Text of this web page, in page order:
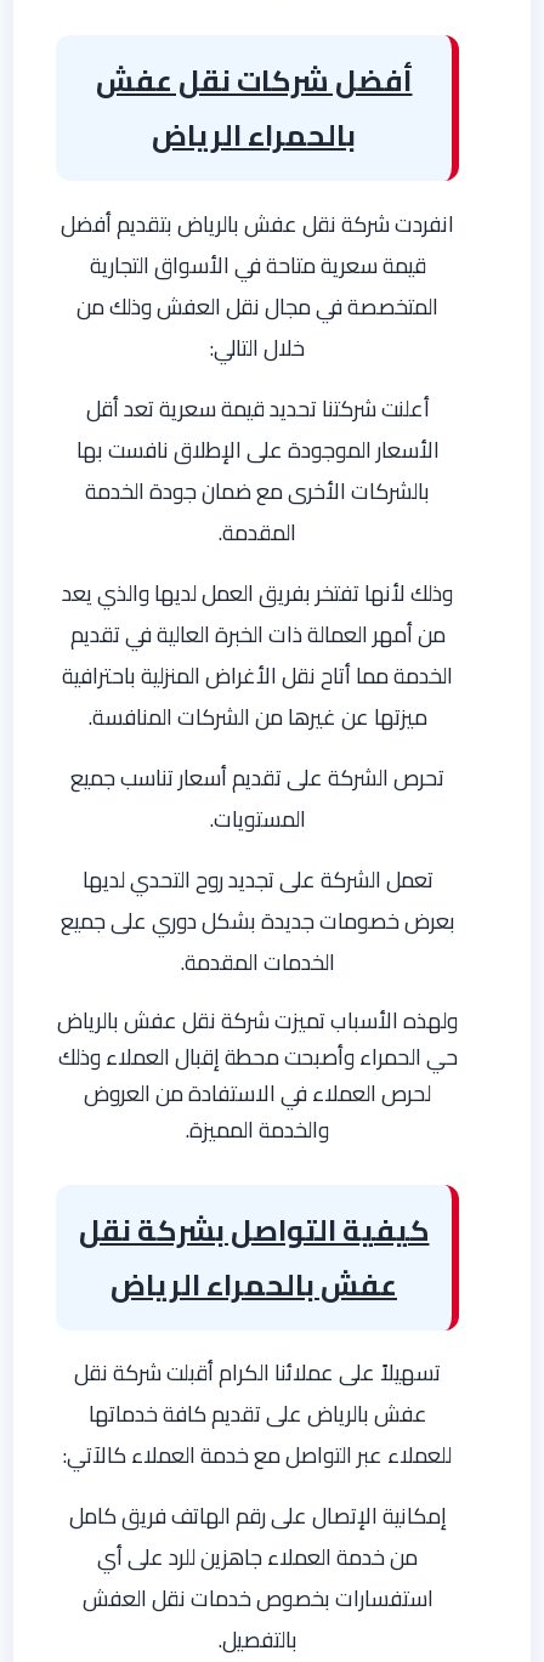
أفضل شركات نقل عفش
بالحمراء الرياض
انفردت شركة نقل عفش بالرياض بتقديم أفضل
قيمة سعرية متاحة في الأسواق التجارية
المتخصصة في مجال نقل العفش وذلك من
خلال التالي:
أعلنت شركتنا تحديد قيمة سعرية تعد أقل
الأسعار الموجودة على الإطلاق نافست بها
بالشركات الأخرى مع ضمان جودة الخدمة
المقدمة.
وذلك لأنها تفتخر بفريق العمل لديها والذي يعد
من أمهر العمالة ذات الخبرة العالية في تقديم
الخدمة مما أتاح نقل الأغراض المنزلية باحترافية
ميزتها عن غيرها من الشركات المنافسة.
تحرص الشركة على تقديم أسعار تناسب جميع
المستويات.
تعمل الشركة على تجديد روح التحدي لديها
بعرض خصومات جديدة بشكل دوري على جميع
الخدمات المقدمة.
ولهذه الأسباب تميزت شركة نقل عفش بالرياض
حي الحمراء وأصبحت محطة إقبال العملاء وذلك
لحرص العملاء في الاستفادة من العروض
والخدمة المميزة.
كيفية التواصل بشركة نقل
عفش بالحمراء الرياض
تسهيلاً على عملائنا الكرام أقبلت شركة نقل
عفش بالرياض على تقديم كافة خدماتها
للعملاء عبر التواصل مع خدمة العملاء كالآتي:
إمكانية الإتصال على رقم الهاتف فريق كامل
من خدمة العملاء جاهزين للرد على أي
استفسارات بخصوص خدمات نقل العفش
بالتفصيل.